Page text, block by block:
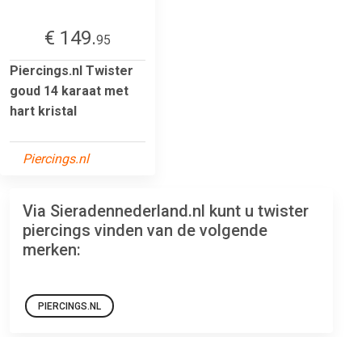
€ 149.95
Piercings.nl Twister
goud 14 karaat met
hart kristal
Piercings.nl
Via Sieradennederland.nl kunt u twister
piercings vinden van de volgende
merken:
PIERCINGS.NL